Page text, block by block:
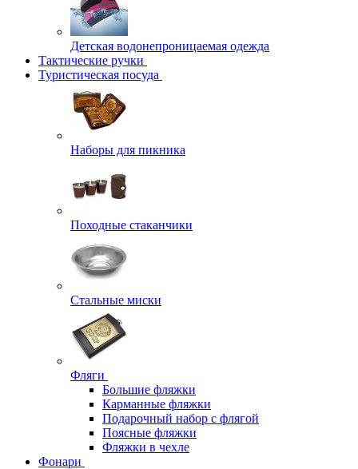
Детская водонепроницаемая одежда
Тактические ручки
Туристическая посуда
Наборы для пикника
Походные стаканчики
Стальные миски
Фляги
Большие фляжки
Карманные фляжки
Подарочный набор с флягой
Поясные фляжки
Фляжки в чехле
Фонари